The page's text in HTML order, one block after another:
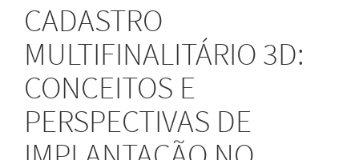
CADASTRO
MULTIFINALITÁRIO 3D:
CONCEITOS E
PERSPECTIVAS DE